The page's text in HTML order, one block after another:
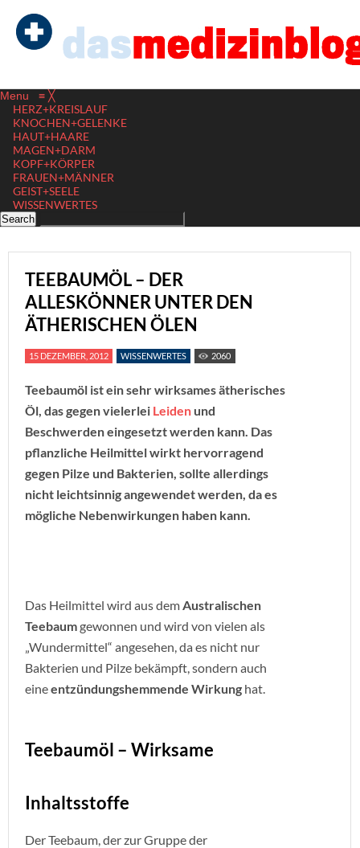
Menu ≡ ╳
HERZ+KREISLAUF
KNOCHEN+GELENKE
HAUT+HAARE
MAGEN+DARM
KOPF+KÖRPER
FRAUEN+MÄNNER
GEIST+SEELE
WISSENWERTES
TEEBAUMÖL – DER
ALLESKÖNNER UNTER DEN
ÄTHERISCHEN ÖLEN
15 DEZEMBER, 2012 WISSENWERTES 2060
Teebaumöl ist ein sehr wirksames ätherisches
Öl, das gegen vielerlei Leiden und
Beschwerden eingesetzt werden kann. Das
pflanzliche Heilmittel wirkt hervorragend
gegen Pilze und Bakterien, sollte allerdings
nicht leichtsinnig angewendet werden, da es
mögliche Nebenwirkungen haben kann.
Das Heilmittel wird aus demAustralischen
Teebaumgewonnen und wird von vielen als
„Wundermittel“ angesehen, da es nicht nur
Bakterien und Pilze bekämpft, sondern auch
eineentzündungshemmende Wirkung hat.
Teebaumöl – Wirksame
Inhaltsstoffe
Der Teebaum, der zur Gruppe der